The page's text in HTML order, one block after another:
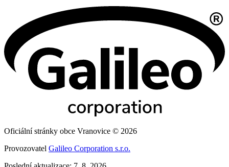
Oficiální stránky obce Vranovice © 2026
Provozovatel Galileo Corporation s.r.o.